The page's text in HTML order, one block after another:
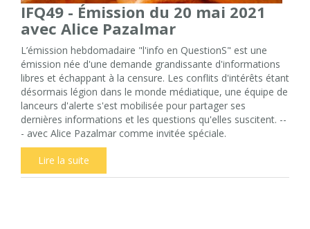
IFQ49 - Émission du 20 mai 2021
avec Alice Pazalmar
L’émission hebdomadaire "l'info en QuestionS" est une
émission née d'une demande grandissante d'informations
libres et échappant à la censure. Les conflits d'intérêts étant
désormais légion dans le monde médiatique, une équipe de
lanceurs d'alerte s'est mobilisée pour partager ses
dernières informations et les questions qu'elles suscitent. --
- avec Alice Pazalmar comme invitée spéciale.
Lire la suite